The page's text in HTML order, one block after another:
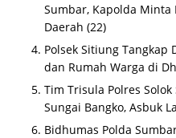
Sumbar, Kapolda
Daerah (22)
Polsek Sitiung Tangkap
dan Rumah Warga di
Tim Trisula Polres
Sungai Bangko, Asbuk
Bidhumas Polda